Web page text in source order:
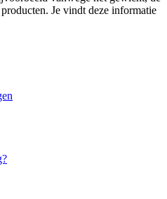
Je vindt deze informatie